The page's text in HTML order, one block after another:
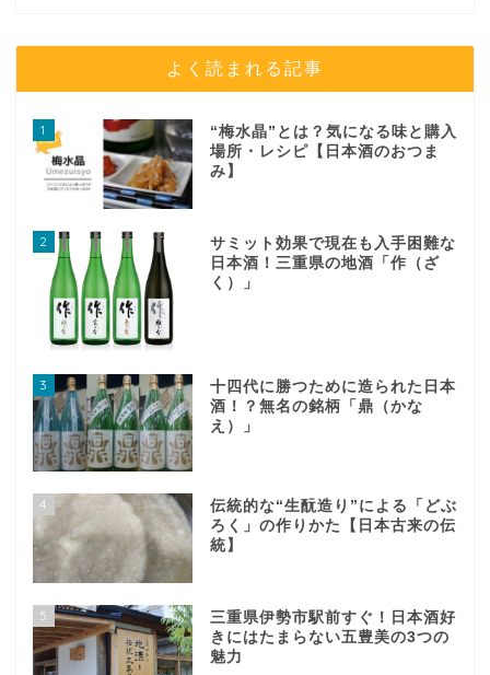
よく読まれる記事
1
“梅水晶”とは？気になる味と購入
場所・レシピ【日本酒のおつま
み】
2
サミット効果で現在も入手困難な
日本酒！三重県の地酒「作（ざ
く）」
3
十四代に勝つために造られた日本
酒！？無名の銘柄「鼎（かな
え）」
4
伝統的な“生酛造り”による「どぶ
ろく」の作りかた【日本古来の伝
統】
5
三重県伊勢市駅前すぐ！日本酒好
きにはたまらない五豊美の3つの
魅力